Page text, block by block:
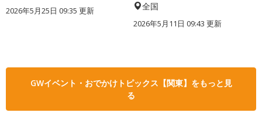
2026年5月25日 09:35 更新 全国
2026年5月11日 09:43 更新
GWイベント・おでかけトピックス【関東】をもっと見
る